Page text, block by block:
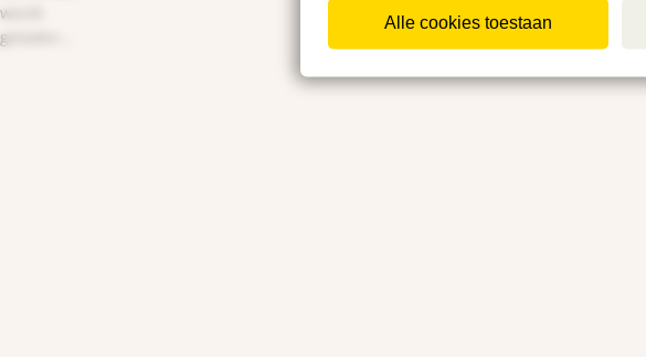
Alle cookies toestaan
wordt
geladen...